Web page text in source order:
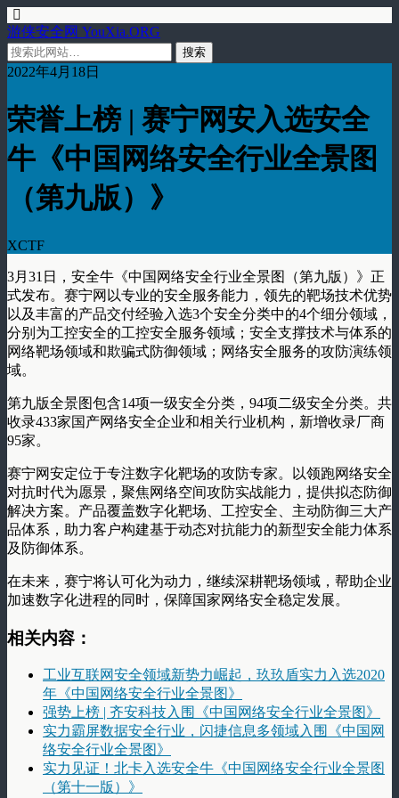
游侠安全网 YouXia.ORG
2022年4月18日
荣誉上榜 | 赛宁网安入选安全
牛《中国网络安全行业全景图
（第九版）》
XCTF
3月31日，安全牛《中国网络安全行业全景图（第九版）》正
式发布。赛宁网以专业的安全服务能力，领先的靶场技术优势
以及丰富的产品交付经验入选3个安全分类中的4个细分领域，
分别为工控安全的工控安全服务领域；安全支撑技术与体系的
网络靶场领域和欺骗式防御领域；网络安全服务的攻防演练领
域。
第九版全景图包含14项一级安全分类，94项二级安全分类。共
收录433家国产网络安全企业和相关行业机构，新增收录厂商
95家。
赛宁网安定位于专注数字化靶场的攻防专家。以领跑网络安全
对抗时代为愿景，聚焦网络空间攻防实战能力，提供拟态防御
解决方案。产品覆盖数字化靶场、工控安全、主动防御三大产
品体系，助力客户构建基于动态对抗能力的新型安全能力体系
及防御体系。
在未来，赛宁将认可化为动力，继续深耕靶场领域，帮助企业
加速数字化进程的同时，保障国家网络安全稳定发展。
相关内容：
工业互联网安全领域新势力崛起，玖玖盾实力入选2020
年《中国网络安全行业全景图》
强势上榜 | 齐安科技入围《中国网络安全行业全景图》
实力霸屏数据安全行业，闪捷信息多领域入围《中国网
络安全行业全景图》
实力见证！北卡入选安全牛《中国网络安全行业全景图
（第十一版）》